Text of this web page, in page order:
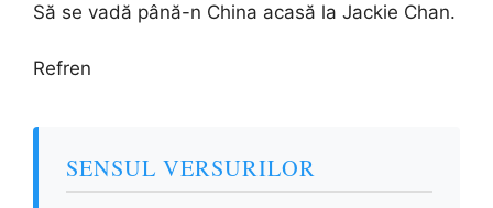
Să se vadă până-n China acasă la Jackie Chan.
Refren
SENSUL VERSURILOR